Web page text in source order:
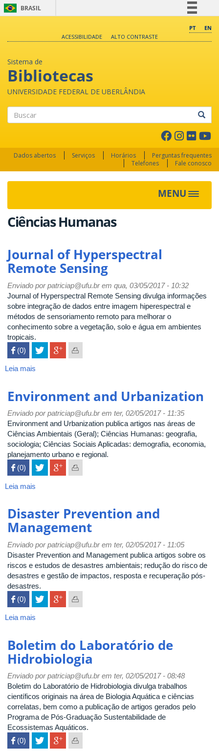
BRASIL
Comunica BR
PT
EN
ACESSIBILIDADE
ALTO CONTRASTE
Sistema de
Bibliotecas
UNIVERSIDADE FEDERAL DE UBERLÂNDIA
Dados abertos Serviços Horários
Perguntas frequentes
Telefones
Fale conosco
MENU Toggle
Ciências Humanas
Journal of Hyperspectral
Remote Sensing
Enviado porpatriciap@ufu.brem qua, 03/05/2017 - 10:32
Journal of Hyperspectral Remote Sensing divulga informações
sobre integração de dados entre imagem hiperespectral e
métodos de sensoriamento remoto para melhorar o
conhecimento sobre a vegetação, solo e água em ambientes
tropicais.
 (0)
Leia mais
Hyperspectral
Remote
Sensing
Environment and Urbanization
Enviado porpatriciap@ufu.brem ter, 02/05/2017 - 11:35
Environment and Urbanization publica artigos nas áreas de
Ciências Ambientais (Geral); Ciências Humanas: geografia,
sociologia; Ciências Sociais Aplicadas: demografia, economia,
planejamento urbano e regional.
 (0)
Leia mais
Urbanization
Disaster Prevention and
Management
Enviado porpatriciap@ufu.brem ter, 02/05/2017 - 11:05
Disaster Prevention and Management publica artigos sobre os
riscos e estudos de desastres ambientais; redução do risco de
desastres e gestão de impactos, resposta e recuperação pós-
desastres.
 (0)
Leia mais
and
Management
Boletim do Laboratório de
Hidrobiologia
Enviado porpatriciap@ufu.brem ter, 02/05/2017 - 08:48
Boletim do Laboratório de Hidrobiologia divulga trabalhos
científicos originais na área de Biologia Aquática e ciências
correlatas, bem como a publicação de artigos gerados pelo
Programa de Pós-Graduação Sustentabilidade de
Ecossistemas Aquáticos.
 (0)